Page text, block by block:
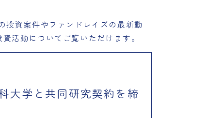
投資案件やファンドレイズの最新動
活動についてご覧いただけます。
大学と共同研究契約を締